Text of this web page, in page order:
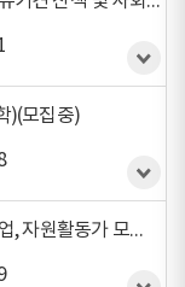
)(모집중)
★ 서울중구장애인복지관 ‘디지털플레이’ 사업, 자원활동가 모집★(모집중)